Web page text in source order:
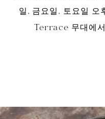
일, 금요일, 토요일
Terrace 무대에